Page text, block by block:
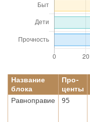
Название
блока
Про-
центы
Равноправие 95